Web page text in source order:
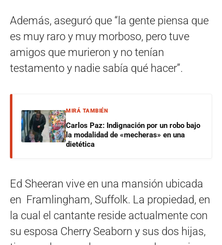
Además, aseguró que “la gente piensa que
es muy raro y muy morboso, pero tuve
amigos que murieron y no tenían
testamento y nadie sabía qué hacer”.
MIRÁ TAMBIÉN
Carlos Paz: Indignación por un robo bajo
la modalidad de «mecheras» en una
dietética
Ed Sheeran vive en una mansión ubicada
en Framlingham, Suffolk. La propiedad, en
la cual el cantante reside actualmente con
su esposa Cherry Seaborn y sus dos hijas,